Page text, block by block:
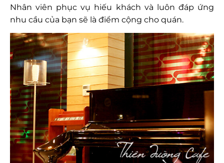
Nhân viên phục vụ hiếu khách và luôn đáp ứng
nhu cầu của bạn sẽ là điểm cộng cho quán.